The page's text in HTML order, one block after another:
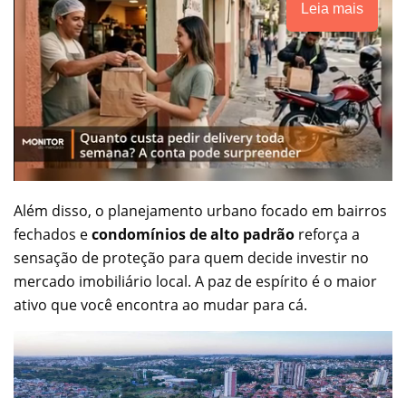
Leia mais
Além disso, o planejamento urbano focado em bairros
fechados econdomínios de alto padrão reforça a
sensação de proteção para quem decide investir no
mercado imobiliário local. A paz de espírito é o maior
ativo que você encontra ao mudar para cá.